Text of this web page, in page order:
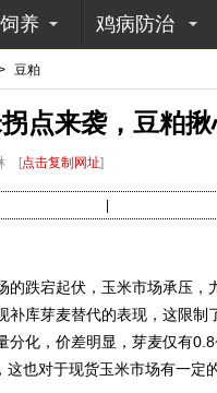
饲养 鸡病防治
豆粕
点来袭，豆粕
[点击复制网址]
跌宕起伏，玉米市场承压，
补库芽麦替代的表现，这限制
分化，价差明显，芽麦仅有
也对于现货玉米市场有一定